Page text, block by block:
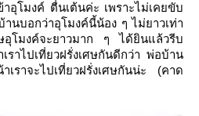
าอุโมงค์ ตื่นเต้นค่ะ เพราะไม่เคยขับ
นบอกว่าอุโมงค์นี้น้อง ๆ ไม่ยาวเท่า
อุโมงค์จะยาวมาก ๆ ได้ยินแล้วรีบ
ราไปเที่ยวฝรั่งเศษกันดีกว่า พ่อบ้าน
ราจะไปเที่ยวฝรั่งเศษกันน่ะ (คาด